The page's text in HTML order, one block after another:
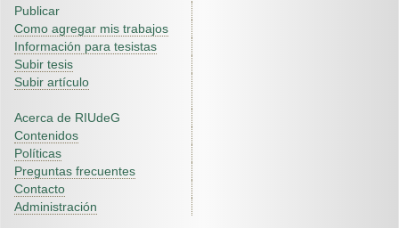
Publicar
Como agregar mis trabajos
Información para tesistas
Subir tesis
Subir artículo
Acerca de RIUdeG
Contenidos
Políticas
Preguntas frecuentes
Contacto
Administración